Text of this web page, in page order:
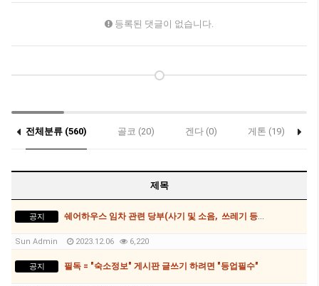
등록된 댓글이 없습니다.
전체분류 (560) 골코 (20) 겐다 (0) 게톤 (19)
제목
공지 쉐어하우스 임차 관련 당부(사기 및 소음, 쓰레기 등)사항
Sun Admin 2023.12.06 6,220
공지 필독 = "숙소정보" 게시판 글쓰기 하려면 "등업필수"